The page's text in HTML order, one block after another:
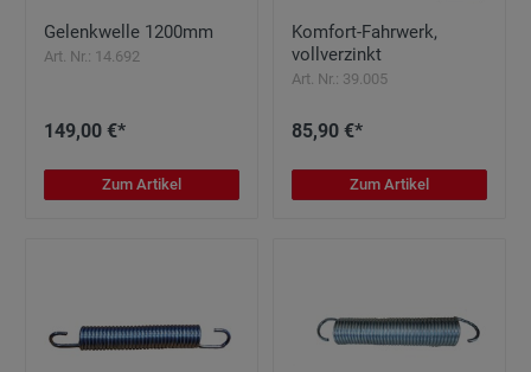
Gelenkwelle 1200mm
Art. Nr.: 14.692
149,00 €*
Zum Artikel
Komfort-Fahrwerk,
vollverzinkt
Art. Nr.: 39.005
85,90 €*
Zum Artikel